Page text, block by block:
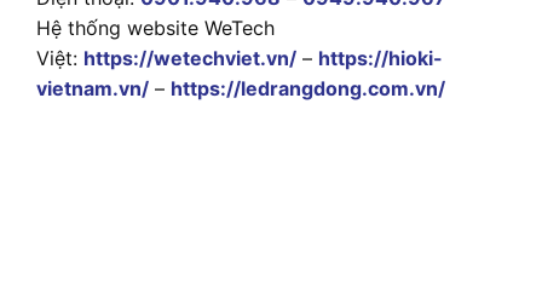
Hệ thống website WeTech
Việt: https://wetechviet.vn/ – https://hioki-
vietnam.vn/ – https://ledrangdong.com.vn/